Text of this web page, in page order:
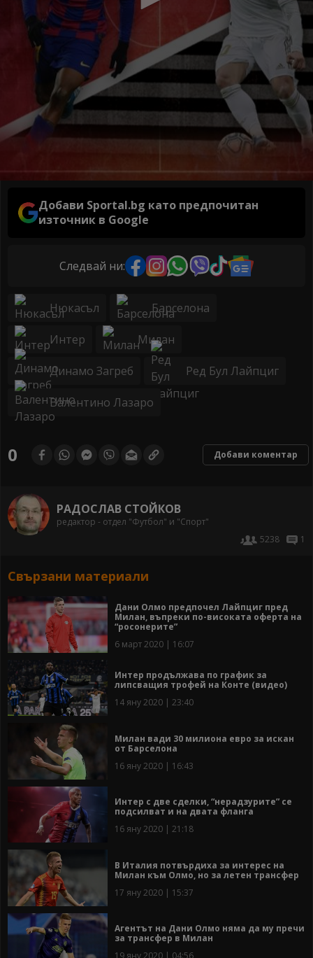
Добави Sportal.bg като предпочитан
източник в Google
Следвай ни:
Нюкасъл Барселона
Интер Милан
Динамо Загреб Ред Бул Лайпциг
Валентино Лазаро
0 Добави коментар
РАДОСЛАВ СТОЙКОВ
редактор - отдел "Футбол" и "Спорт"
5238
1
Свързани материали
Дани Олмо предпочел Лайпциг пред
Милан, въпреки по-високата оферта на
“росонерите”
6 март 2020 | 16:07
Интер продължава по график за
липсващия трофей на Конте (видео)
14 яну 2020 | 23:40
Милан вади 30 милиона евро за искан
от Барселона
16 яну 2020 | 16:43
Интер с две сделки, “нерадзурите” се
подсилват и на двата фланга
16 яну 2020 | 21:18
В Италия потвърдиха за интерес на
Милан към Олмо, но за летен трансфер
17 яну 2020 | 15:37
Агентът на Дани Олмо няма да му пречи
за трансфер в Милан